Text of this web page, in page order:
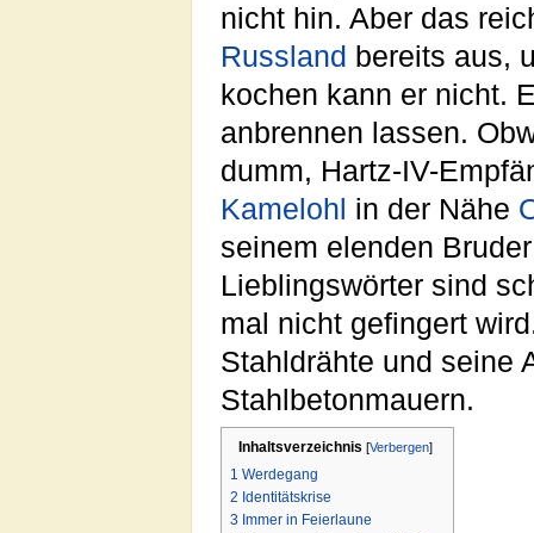
nicht hin. Aber das
Russland bereits aus,
kochen kann er nicht.
anbrennen lassen.
dumm, Hartz-IV-
Kamelohl in der Nähe
seinem elenden
Lieblingswörter sind
mal nicht gefingert
Stahldrähte und seine
Stahlbetonmauern.
Inhaltsverzeichnis [Verbergen]
1 Werdegang
2 Identitätskrise
3 Immer in Feierlaune